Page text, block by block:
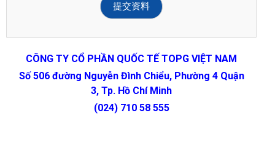
CÔNG TY CỔ PHẦN QUỐC TẾ TOPG VIỆT NAM
Số 506 đường Nguyễn Đình Chiểu, Phường 4 Quận
3, Tp. Hồ Chí Minh
(024) 710 58 555